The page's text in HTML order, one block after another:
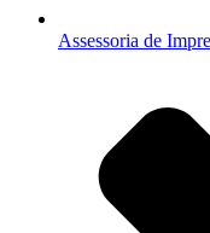
Assessoria de